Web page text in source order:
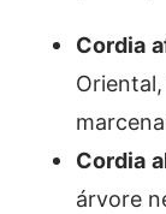
Cordia
Cordia
árvore